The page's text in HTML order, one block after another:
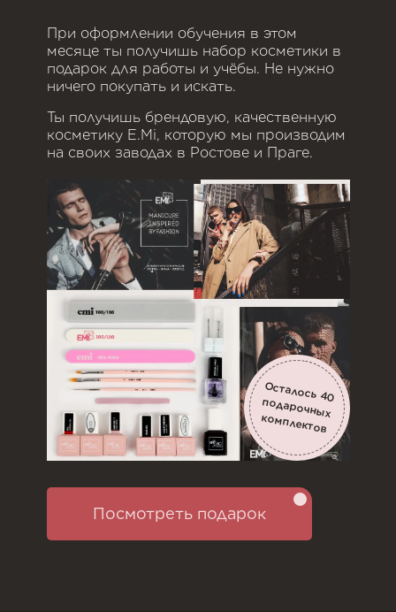
При оформлении обучения в этом
месяце ты получишь набор косметики в
подарок для работы и учёбы. Не нужно
ничего покупать и искать.
Ты получишь брендовую, качественную
косметику E.Mi, которую мы производим
на своих заводах в Ростове и Праге.
Осталось40
подарочных
комплектов
Посмотреть подарок